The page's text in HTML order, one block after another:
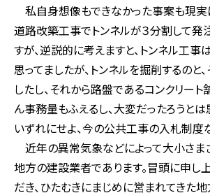
私自身想像もできなかった事案も現実
道路改築工事でトンネルが３分割して発
すが、逆説的に考えますと、トンネル工
思ってましたが、トンネルを掘削するの
したし、それから路盤であるコンクリー
ん事務量もふえるし、大変だったろうと
いずれにせよ、今の公共工事の入札制度
近年の異常気象などによって大小さま
地方の建設業者であります。冒頭に申し
だき、ひたむきにまじめに営まれてきた